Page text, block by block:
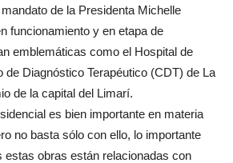
de la Presidenta Michelle
funcionamiento y en etapa de
emblemáticas como el Hospital de
de Diagnóstico Terapéutico (CDT) de La
de la capital del Limarí.
es bien importante en materia
no basta sólo con ello, lo importante
estas obras están relacionadas con